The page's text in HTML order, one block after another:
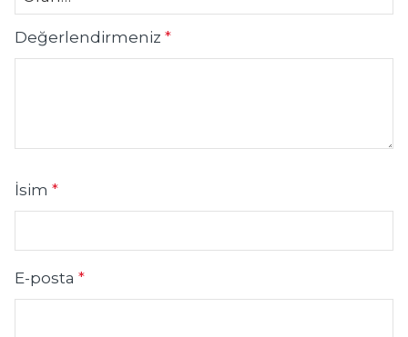
Değerlendirmeniz *
İsim *
E-posta *